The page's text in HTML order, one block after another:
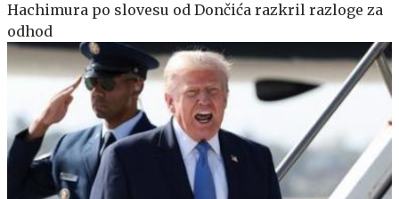
Hachimura po slovesu od Dončića razkril razloge za
odhod